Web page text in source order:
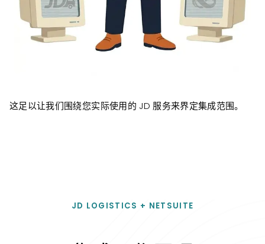
这足以让我们围绕您实际使用的 JD 服务来界定集成范围。
JD LOGISTICS + NETSUITE